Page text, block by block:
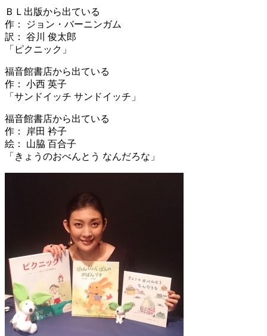
ＢＬ出版から出ている
作： ジョン・バーニンガム
訳： 谷川 俊太郎
「ピクニック」
福音館書店から出ている
作： 小西 英子
「サンドイッチ サンドイッチ」
福音館書店から出ている
作： 岸田 衿子
絵： 山脇 百合子
「きょうのおべんとう なんだろな」